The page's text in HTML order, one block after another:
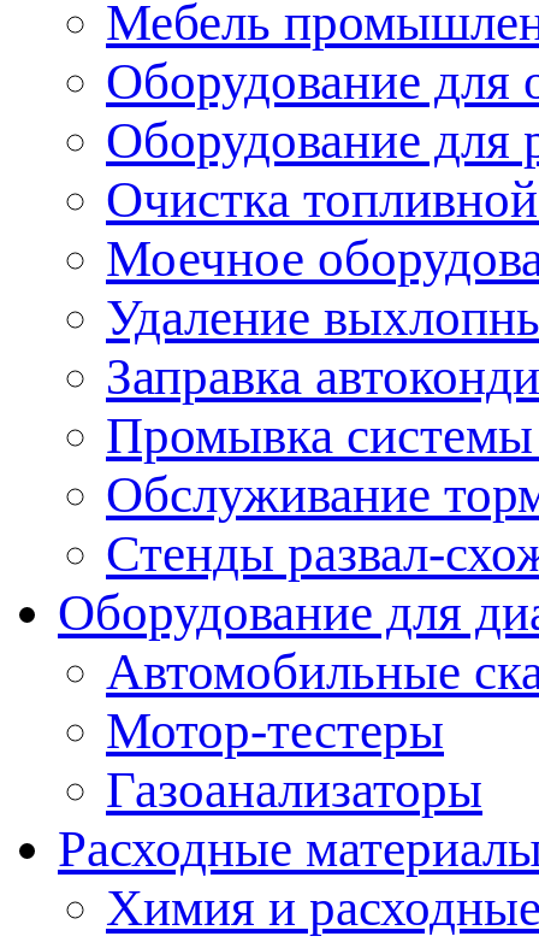
Мебель
Оборудование для
Оборудование для
Очистка
Моечное
Удаление
Заправка
Промывка
Обслуживание
Стенды развал-
Оборудование для
Автомобильные
Мотор-тестеры
Газоанализаторы
Расходные
Химия и